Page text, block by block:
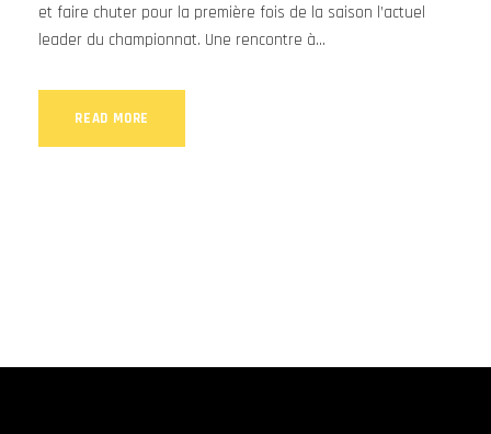
et faire chuter pour la première fois de la saison l’actuel
leader du championnat. Une rencontre à...
READ MORE